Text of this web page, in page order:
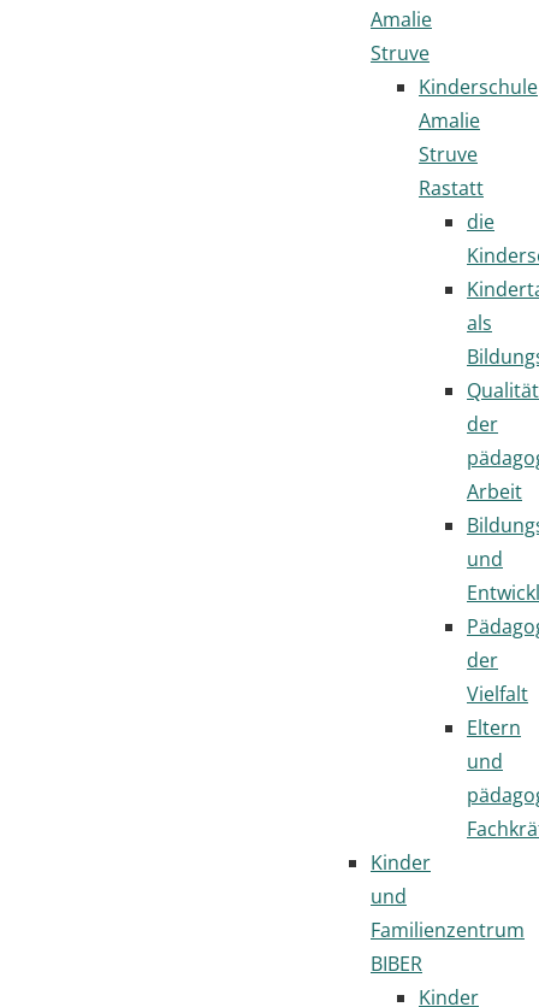
Amalie
Struve
Kinderschule
Amalie
Struve
Rastatt
die
als
Qualität
der
Arbeit
und
der
Vielfalt
Eltern
und
Kinder
und
Familienzentrum
BIBER
Kinder